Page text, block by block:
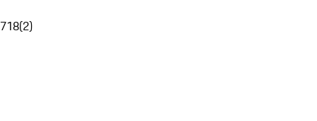
718(2)